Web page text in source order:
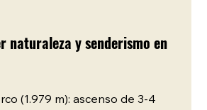
naturaleza y senderismo en
(1.979 m): ascenso de 3-4